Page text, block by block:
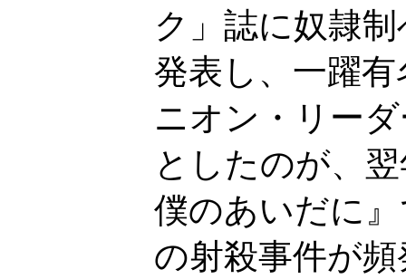
ク」誌に奴隷
発表し、一躍
ニオン・リー
としたのが、
僕のあいだに
の射殺事件が